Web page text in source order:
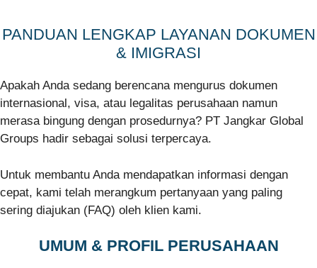
PANDUAN LENGKAP LAYANAN DOKUMEN
& IMIGRASI
Apakah Anda sedang berencana mengurus dokumen
internasional, visa, atau legalitas perusahaan namun
merasa bingung dengan prosedurnya? PT Jangkar Global
Groups hadir sebagai solusi terpercaya.
Untuk membantu Anda mendapatkan informasi dengan
cepat, kami telah merangkum pertanyaan yang paling
sering diajukan (FAQ) oleh klien kami.
UMUM & PROFIL PERUSAHAAN